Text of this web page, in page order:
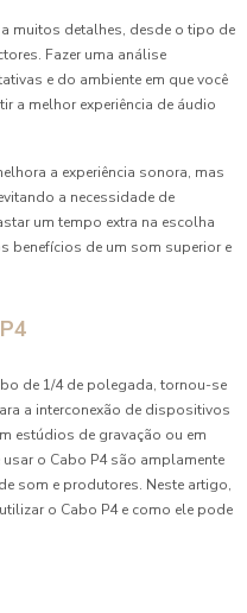
muitos detalhes, desde o tipo de
Fazer uma análise
e do ambiente em que você
a melhor experiência de áudio
a experiência sonora, mas
a necessidade de
um tempo extra na escolha
benefícios de um som superior e
de 1/4 de polegada, tornou-se
a interconexão de dispositivos
estúdios de gravação ou em
o Cabo P4 são amplamente
som e produtores. Neste artigo,
o Cabo P4 e como ele pode